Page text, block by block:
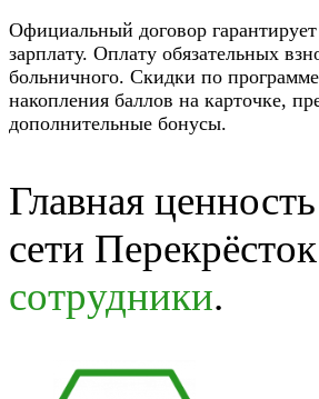
Официальный договор
зарплату. Оплату обязательных
больничного. Скидки по
накопления баллов на карточке,
дополнительные бонусы.
Главная
сети
сотрудники.